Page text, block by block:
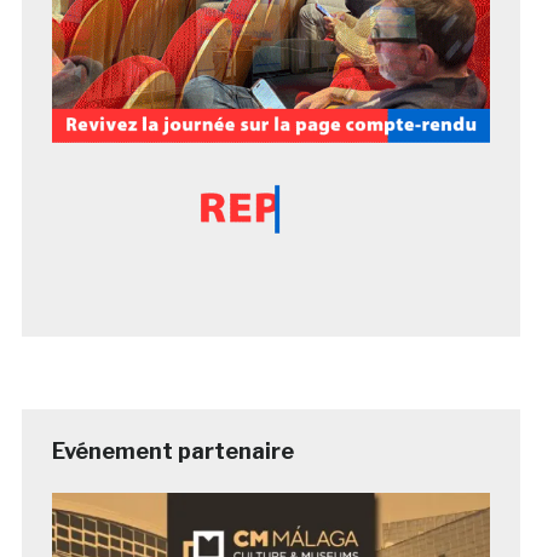
Evénement partenaire